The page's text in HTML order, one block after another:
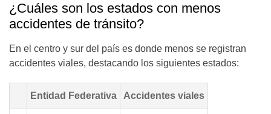
¿Cuáles son los estados con menos
accidentes de tránsito?
En el centro y sur del país es donde menos se registran
accidentes viales, destacando los siguientes estados:
Entidad Federativa Accidentes viales